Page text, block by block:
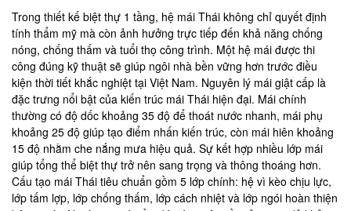
Trong thiết kế biệt thự 1 tầng, hệ mái Thái không chỉ quyết định
tính thẩm mỹ mà còn ảnh hưởng trực tiếp đến khả năng chống
nóng, chống thấm và tuổi thọ công trình. Một hệ mái được thi
công đúng kỹ thuật sẽ giúp ngôi nhà bền vững hơn trước điều
kiện thời tiết khắc nghiệt tại Việt Nam. Nguyên lý mái giật cấp là
đặc trưng nổi bật của kiến trúc mái Thái hiện đại. Mái chính
thường có độ dốc khoảng 35 độ để thoát nước nhanh, mái phụ
khoảng 25 độ giúp tạo điểm nhấn kiến trúc, còn mái hiên khoảng
15 độ nhằm che nắng mưa hiệu quả. Sự kết hợp nhiều lớp mái
giúp tổng thể biệt thự trở nên sang trọng và thông thoáng hơn.
Cấu tạo mái Thái tiêu chuẩn gồm 5 lớp chính: hệ vì kèo chịu lực,
lớp tấm lợp, lớp chống thấm, lớp cách nhiệt và lớp ngói hoàn thiện